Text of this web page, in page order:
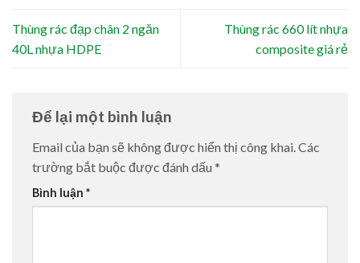
Thùng rác đạp chân 2 ngăn
40L nhựa HDPE
Thùng rác 660 lít nhựa
composite giá rẻ
Để lại một bình luận
Email của bạn sẽ không được hiển thị công khai. Các
trường bắt buộc được đánh dấu *
Bình luận *